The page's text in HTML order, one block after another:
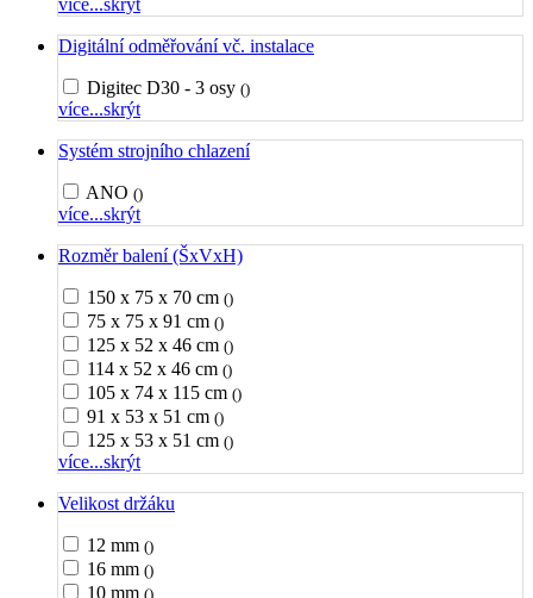
více...skrýt
Digitální odměřování vč. instalace
Digitec D30 - 3 osy ()
více...skrýt
Systém strojního chlazení
ANO ()
více...skrýt
Rozměr balení (ŠxVxH)
150 x 75 x 70 cm ()
75 x 75 x 91 cm ()
125 x 52 x 46 cm ()
114 x 52 x 46 cm ()
105 x 74 x 115 cm ()
91 x 53 x 51 cm ()
125 x 53 x 51 cm ()
více...skrýt
Velikost držáku
12 mm ()
16 mm ()
10 mm ()